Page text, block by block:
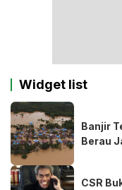
Widget list
Banjir
Berau
CSR